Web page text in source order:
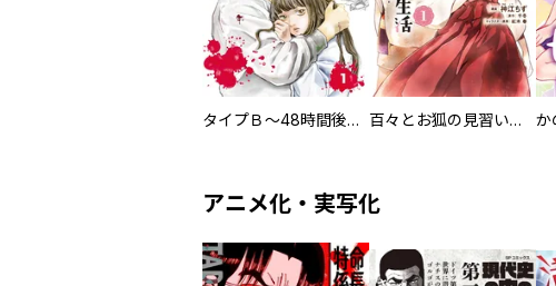
タイプＢ～48時間後、致死率100％～【単話】 百々とお狐の見習い巫女生活【単行本版】
アニメ化・実写化